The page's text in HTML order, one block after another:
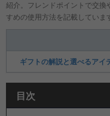
紹介。フレンドポイントで交換
すめの使用方法を記載していま
ギフトの解説と選べるアイ
目次